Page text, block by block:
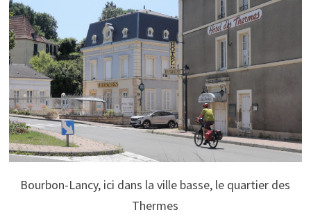
Bourbon-Lancy, ici dans la ville basse, le quartier des
Thermes